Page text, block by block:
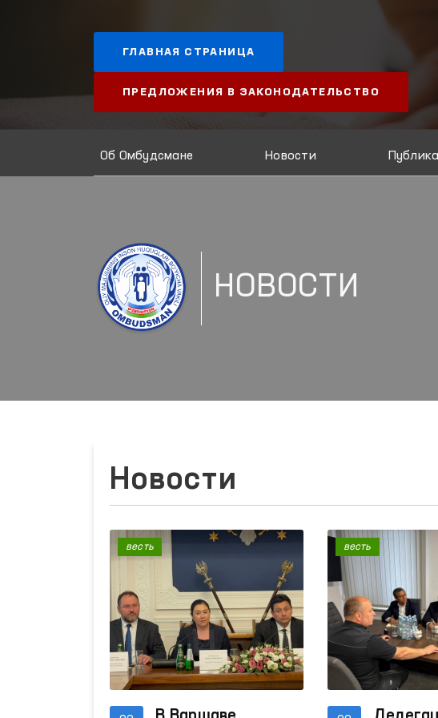
ГЛАВНАЯ СТРАНИЦА
ПРЕДЛОЖЕНИЯ В ЗАКОНОДАТЕЛЬСТВО
Об Омбудсмане Новости
НОВОСТИ
Новости
весть весть